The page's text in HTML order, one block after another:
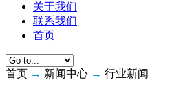
关于我们
联系我们
首页
首页 → 新闻中心 → 行业新闻